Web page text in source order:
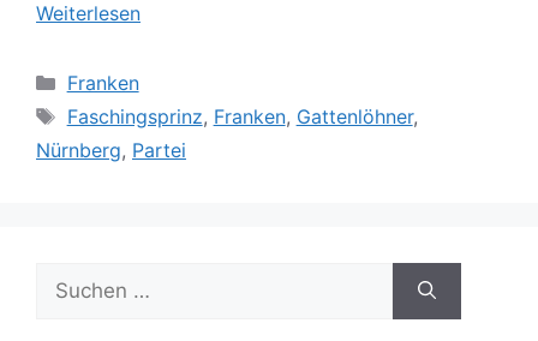
Weiterlesen
Kategorien
Franken
Schlagwörter
Faschingsprinz, Franken, Gattenlöhner,
Nürnberg, Partei
Suche
nach: